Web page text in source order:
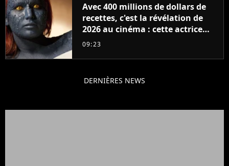
Avec 400 millions de dollars de
recettes, c'est la révélation de
2026 au cinéma : cette actrice
adorée prête à remplacer
09:23
DERNIÈRES NEWS